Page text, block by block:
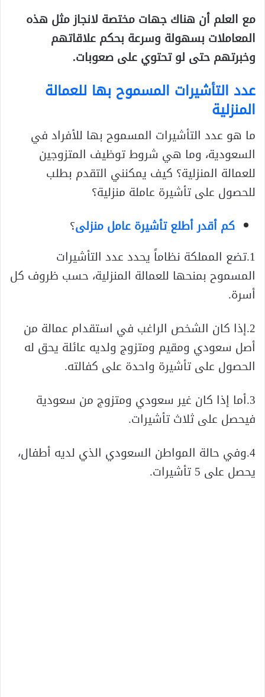
مع العلم أن هناك جهات مختصة لانجاز مثل هذه
المعاملات بسهولة وسرعة بحكم علاقاتهم
وخبرتهم حتى لو تحتوي على صعوبات.
عدد التأشيرات المسموح بها للعمالة
المنزلية
ما هو عدد التأشيرات المسموح بها للأفراد في
السعودية، وما هي شروط توظيف المتزوجين
للعمالة المنزلية؟ كيف يمكنني التقدم بطلب
للحصول على تأشيرة عاملة منزلية؟
كم أقدر أطلع تأشيرة عامل منزلى؟
1.تضع المملكة نظاماً يحدد عدد التأشيرات
المسموح بمنحها للعمالة المنزلية، حسب ظروف كل
أسرة.
2.إذا كان الشخص الراغب في استقدام عمالة من
أصل سعودي ومقيم ومتزوج ولديه عائلة يحق له
الحصول على تأشيرة واحدة على كفالته.
3.أما إذا كان غير سعودي ومتزوج من سعودية
فيحصل على ثلاث تأشيرات.
4.وفي حالة المواطن السعودي الذي لديه أطفال،
يحصل على 5 تأشيرات.